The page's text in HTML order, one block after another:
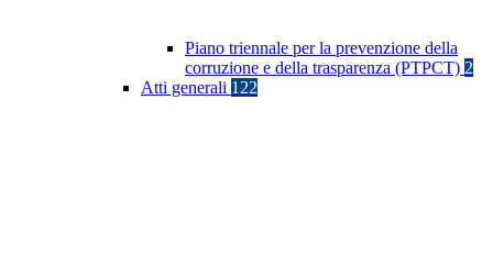
Piano triennale per la prevenzione della
corruzione e della trasparenza (PTPCT) 2
Atti generali 122